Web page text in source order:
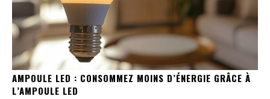
AMPOULE LED : CONSOMMEZ MOINS D’ÉNERGIE GRÂCE À
L’AMPOULE LED